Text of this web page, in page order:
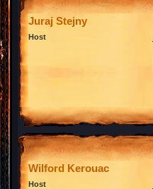
Juraj Stejny
Host
Wilford Kerouac
Host